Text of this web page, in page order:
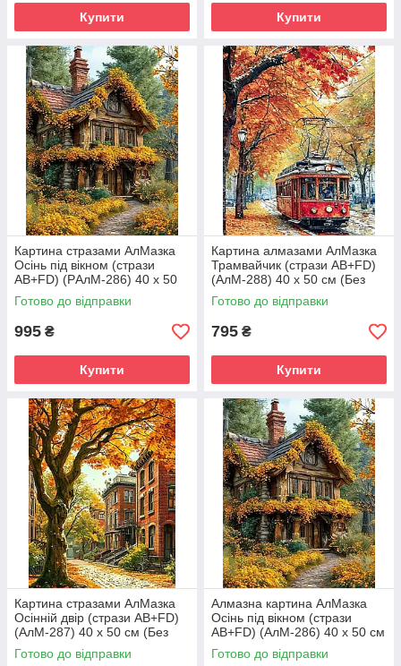
Купити Купити
Картина стразами АлМазка
Осінь під вікном (стрази
AB+FD) (PАлМ-286) 40 х 50
см (На підрамнику)
Готово до відправки
995 ₴
Купити
Картина алмазами АлМазка
Трамвайчик (стрази AB+FD)
(АлМ-288) 40 х 50 см (Без
підрамника)
Готово до відправки
795 ₴
Купити
Картина стразами АлМазка
Осінній двір (стрази AB+FD)
(АлМ-287) 40 х 50 см (Без
підрамника)
Готово до відправки
Алмазна картина АлМазка
Осінь під вікном (стрази
AB+FD) (АлМ-286) 40 х 50 см
(Без підрамника)
Готово до відправки